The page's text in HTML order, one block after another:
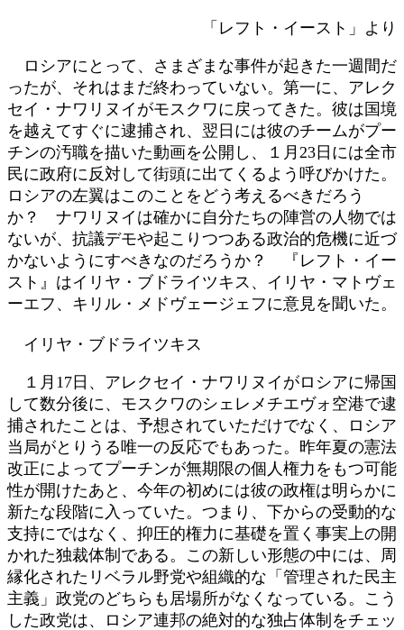
「レフト・イースト」より
ロシアにとって、さまざまな事件が起きた一週間だ
ったが、それはまだ終わっていない。第一に、アレク
セイ・ナワリヌイがモスクワに戻ってきた。彼は国境
を越えてすぐに逮捕され、翌日には彼のチームがプー
チンの汚職を描いた動画を公開し、１月23日には全市
民に政府に反対して街頭に出てくるよう呼びかけた。
ロシアの左翼はこのことをどう考えるべきだろう
か？ ナワリヌイは確かに自分たちの陣営の人物では
ないが、抗議デモや起こりつつある政治的危機に近づ
かないようにすべきなのだろうか？ 『レフト・イー
スト』はイリヤ・ブドライツキス、イリヤ・マトヴェ
ーエフ、キリル・メドヴェージェフに意見を聞いた。
イリヤ・ブドライツキス
１月17日、アレクセイ・ナワリヌイがロシアに帰国
して数分後に、モスクワのシェレメチエヴォ空港で逮
捕されたことは、予想されていただけでなく、ロシア
当局がとりうる唯一の反応でもあった。昨年夏の憲法
改正によってプーチンが無期限の個人権力をもつ可能
性が開けたあと、今年の初めには彼の政権は明らかに
新たな段階に入っていた。つまり、下からの受動的な
支持にではなく、抑圧的権力に基礎を置く事実上の開
かれた独裁体制である。この新しい形態の中には、周
縁化されたリベラル野党や組織的な「管理された民主
主義」政党のどちらも居場所がなくなっている。こう
した政党は、ロシア連邦の絶対的な独占体制をチェッ